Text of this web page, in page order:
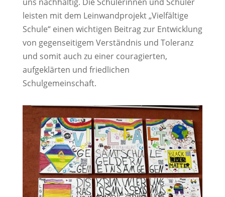
leisten mit dem Leinwandprojekt „Vielfältige
Schule“ einen wichtigen Beitrag zur Entwicklung
von gegenseitigem Verständnis und Toleranz
und somit auch zu einer couragierten,
aufgeklärten und friedlichen
Schulgemeinschaft.